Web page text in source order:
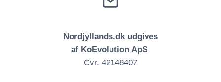
Nordjyllands.dk udgives
af KoEvolution ApS
Cvr. 42148407